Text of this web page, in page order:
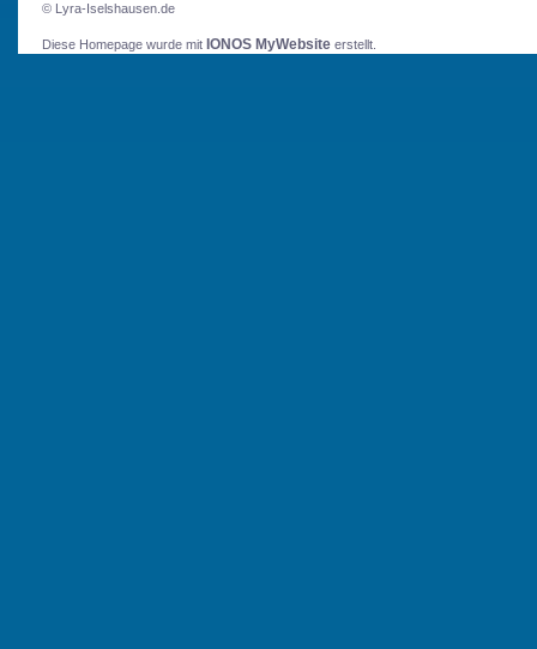
© Lyra-Iselshausen.de
Diese Homepage wurde mit IONOS MyWebsite erstellt.